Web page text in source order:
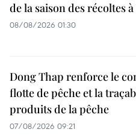
de la saison des récoltes
08/08/2026 01:30
Dong Thap renforce le
flotte de pêche et la
produits de la pêche
07/08/2026 09:21